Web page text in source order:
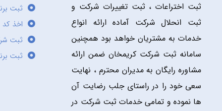
ثبت اختراعات ، ثبت تغییرات شرکت و
ثبت انحلال شرکت آماده ارائه انواع
خدمات به مشتریان خواهد بود همچنین
سامانه ثبت شرکت کریمخان ضمن ارائه
مشاوره رایگان به مدیران محترم ، نهایت
سعی خود را در راستای جلب رضایت آن
ها نموده و تمامی خدمات ثبت شرکت در
ثبت
اخذ کد
ثبت
ثبت